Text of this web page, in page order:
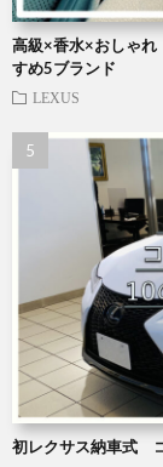
高級×香水×おしゃ
すめ5ブランド
LEXUS
初レクサス納車式